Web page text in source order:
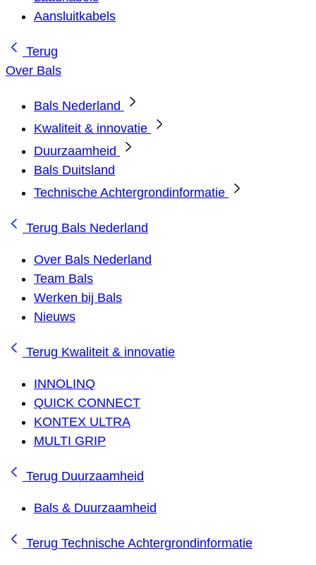
Aansluitkabels
Terug
Over Bals
Bals Nederland
Kwaliteit & innovatie
Duurzaamheid
Bals Duitsland
Technische Achtergrondinformatie
Terug Bals Nederland
Over Bals Nederland
Team Bals
Werken bij Bals
Nieuws
Terug Kwaliteit & innovatie
INNOLINQ
QUICK CONNECT
KONTEX ULTRA
MULTI GRIP
Terug Duurzaamheid
Bals & Duurzaamheid
Terug Technische Achtergrondinformatie